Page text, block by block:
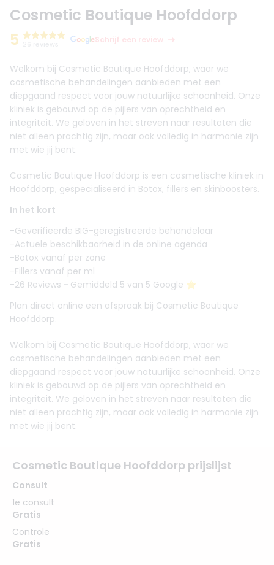
Cosmetic Boutique Hoofddorp
5
Schrijf een review
Welkom bij Cosmetic Boutique Hoofddorp, waar we
cosmetische behandelingen aanbieden met een
diepgaand respect voor jouw natuurlijke schoonheid. Onze
kliniek is gebouwd op de pijlers van oprechtheid en
integriteit. We geloven in het streven naar resultaten die
niet alleen prachtig zijn, maar ook volledig in harmonie zijn
met wie jij bent.
Cosmetic Boutique Hoofddorp is een cosmetische kliniek in
Hoofddorp, gespecialiseerd in Botox, fillers en skinboosters.
In het kort
-Geverifieerde BIG-geregistreerde behandelaar
-Actuele beschikbaarheid in de online agenda
-Botox vanaf per zone
-Fillers vanaf per ml
-26 Reviews - Gemiddeld 5 van 5 Google ⭐️
Plan direct online een afspraak bij Cosmetic Boutique
Hoofddorp.
Welkom bij Cosmetic Boutique Hoofddorp, waar we
cosmetische behandelingen aanbieden met een
diepgaand respect voor jouw natuurlijke schoonheid. Onze
kliniek is gebouwd op de pijlers van oprechtheid en
integriteit. We geloven in het streven naar resultaten die
niet alleen prachtig zijn, maar ook volledig in harmonie zijn
met wie jij bent.
Cosmetic Boutique Hoofddorp prijslijst
Consult
1e consult
Gratis
Controle
Gratis